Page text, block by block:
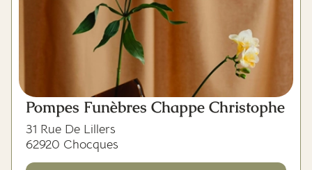
Pompes Funèbres Chappe Christophe
31 Rue De Lillers
62920 Chocques